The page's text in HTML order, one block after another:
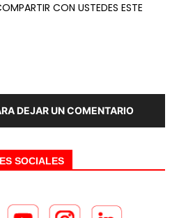
CON USTEDES ESTE
DEJAR UN COMENTARIO
SOCIALES